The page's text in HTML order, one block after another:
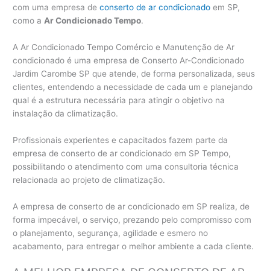
com uma empresa deconserto de ar condicionado em SP,
como a Ar Condicionado Tempo.
A Ar Condicionado Tempo Comércio e Manutenção de Ar
condicionado é uma empresa de Conserto Ar-Condicionado
Jardim Carombe SP que atende, de forma personalizada, seus
clientes, entendendo a necessidade de cada um e planejando
qual é a estrutura necessária para atingir o objetivo na
instalação da climatização.
Profissionais experientes e capacitados fazem parte da
empresa de conserto de ar condicionado em SP Tempo,
possibilitando o atendimento com uma consultoria técnica
relacionada ao projeto de climatização.
A empresa de conserto de ar condicionado em SP realiza, de
forma impecável, o serviço, prezando pelo compromisso com
o planejamento, segurança, agilidade e esmero no
acabamento, para entregar o melhor ambiente a cada cliente.